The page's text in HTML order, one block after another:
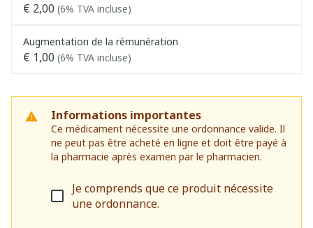
€ 2,00 (6% TVA incluse)
Augmentation de la rémunération
€ 1,00 (6% TVA incluse)
Informations importantes
Ce médicament nécessite une ordonnance valide. Il
ne peut pas être acheté en ligne et doit être payé à
la pharmacie après examen par le pharmacien.
Je comprends que ce produit nécessite
une ordonnance.